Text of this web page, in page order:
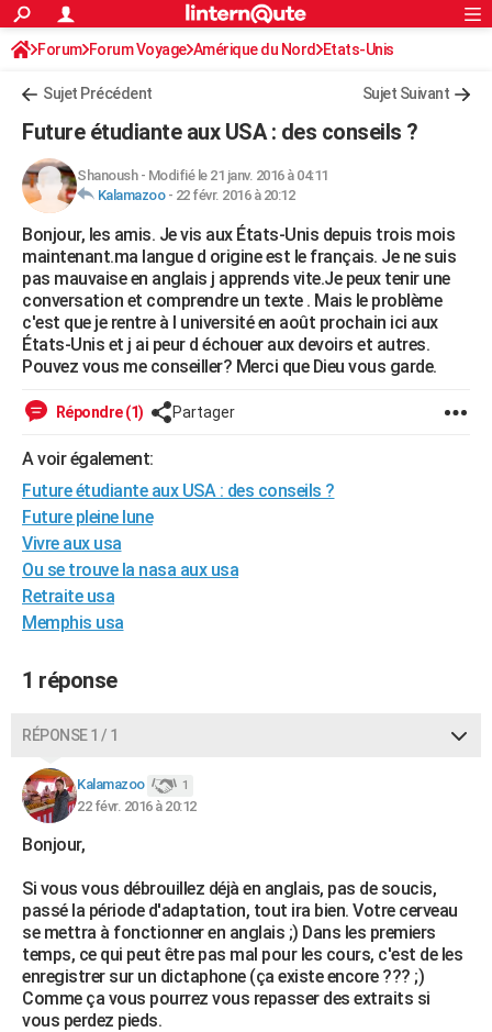
ACTUALITÉS
Politique
Société
Faits Divers
Education
Monde
Villes
+
FINANCE
Retraite
Impôts
Epargne
Immobilier
Risques naturels par ville
Banque
Assurance
Crédit
AUTO
Essais
Réserver un essai
Citadines
Berlines
SUV
Forum auto
+HIGH-TECH
Mobiles
Meilleur smartphone
Internet
Ordinateurs
Jeux vidéo
Guide high-tech
+BRICOLAGE
Forum
Aménagement intérieur
Extérieur
Cuisine
Salle de bains
Jardinage
Rangement
WEEK-END
Art de vivre
Bien-être
Loisirs
Mode
Modes de vie
Alimentation
Guide de la santé
Maladies
Médicaments
Sommeil
Destinations
City break
Voyage nature
Voyage de noces
Forum
Climat
+PHOTO
GUIDES D'ACHAT
BONS PLANS
Carte de Noël
Carte Bonne année
Carte Saint-Valentin
Carte Pâques
Carte d'anniversaire
DICTIONNAIRE
Dictionnaire
Biographies
Citations
Expressions
Proverbes
PROGRAMME TV
COPAINS D'AVANT
S'inscrire
Se connecter
Lycées
Collèges
Primaires
Universités
Entreprises
Service militaire
Avis de recherche
Bricolage
Lifestyle
Culture
Sport
Auto
Television
Voyage
Cinema
Rechercher
S'inscrire
Connexion
Forum Forum Voyage Amérique du Nord Etats-Unis
Sujet Précédent Sujet Suivant
Future étudiante aux USA : des conseils ?
Shanoush- Modifié le 21 janv. 2016 à 04:11
Kalamazoo- 22 févr. 2016 à 20:12
Bonjour, les amis. Je vis aux États-Unis depuis trois mois
maintenant.ma langue d origine est le français. Je ne suis
pas mauvaise en anglais j apprends vite.Je peux tenir une
conversation et comprendre un texte . Mais le problème
c'est que je rentre à l université en août prochain ici aux
États-Unis et j ai peur d échouer aux devoirs et autres.
Pouvez vous me conseiller? Merci que Dieu vous garde.
Répondre (1) Partager
A voir également:
Future étudiante aux USA : des conseils ?
Future pleine lune
Vivre aux usa
Ou se trouve la nasa aux usa
Retraite usa
Memphis usa
1 réponse
RÉPONSE 1 / 1
Kalamazoo 1
22 févr. 2016 à 20:12
Bonjour,
Si vous vous débrouillez déjà en anglais, pas de soucis,
passé la période d'adaptation, tout ira bien. Votre cerveau
se mettra à fonctionner en anglais ;) Dans les premiers
temps, ce qui peut être pas mal pour les cours, c'est de les
enregistrer sur un dictaphone (ça existe encore ??? ;)
Comme ça vous pourrez vous repasser des extraits si
vous perdez pieds.